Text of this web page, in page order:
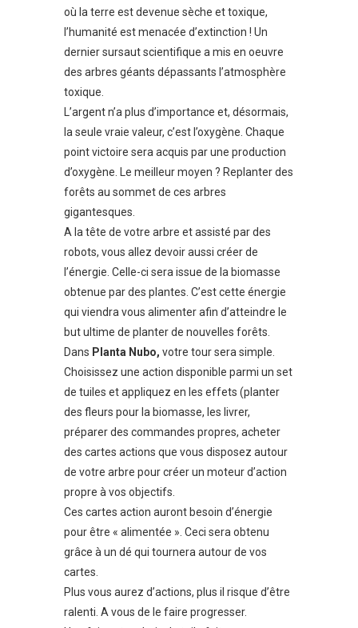
où la terre est devenue sèche et toxique,
l’humanité est menacée d’extinction ! Un
dernier sursaut scientifique a mis en oeuvre
des arbres géants dépassants l’atmosphère
toxique.
L’argent n’a plus d’importance et, désormais,
la seule vraie valeur, c’est l’oxygène. Chaque
point victoire sera acquis par une production
d’oxygène. Le meilleur moyen ? Replanter des
forêts au sommet de ces arbres
gigantesques.
A la tête de votre arbre et assisté par des
robots, vous allez devoir aussi créer de
l’énergie. Celle-ci sera issue de la biomasse
obtenue par des plantes. C’est cette énergie
qui viendra vous alimenter afin d’atteindre le
but ultime de planter de nouvelles forêts.
Dans Planta Nubo, votre tour sera simple.
Choisissez une action disponible parmi un set
de tuiles et appliquez en les effets (planter
des fleurs pour la biomasse, les livrer,
préparer des commandes propres, acheter
des cartes actions que vous disposez autour
de votre arbre pour créer un moteur d’action
propre à vos objectifs.
Ces cartes action auront besoin d’énergie
pour être « alimentée ». Ceci sera obtenu
grâce à un dé qui tournera autour de vos
cartes.
Plus vous aurez d’actions, plus il risque d’être
ralenti. A vous de le faire progresser.